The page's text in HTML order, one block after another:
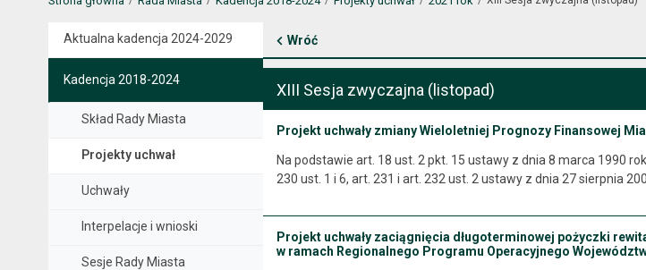
Aktualna kadencja 2024-2029
Kadencja 2018-2024
Skład Rady Miasta
Projekty uchwał
Uchwały
Interpelacje i wnioski
Sesje Rady Miasta
Wróć
XIII Sesja zwyczajna (listopad)
Projekt uchwały zmiany Wieloletniej Prognozy Finansowej
Na podstawie art. 18 ust. 2 pkt. 15 ustawy z dnia 8 marca 1990
230 ust. 1 i 6, art. 231 i art. 232 ust. 2 ustawy z dnia 27 sierpnia
Projekt uchwały zaciągnięcia długoterminowej pożyczki
w ramach Regionalnego Programu Operacyjnego